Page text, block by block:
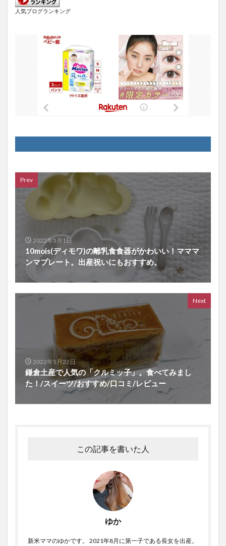
人気ブログランキング
Prev
2022年5月1日
10mois(ディモワ)の離乳食食器がかわいい！マママ
ンマプレート。出産祝いにもおすすめ。
Next
2022年5月22日
鎌倉土産で人気の「クルミッ子」。食べてみまし
た！/スイーツ/おすすめ/口コミ/レビュー
この記事を書いた人
ゆか
新米ママのゆかです。 2021年8月に第一子である長女を出産。